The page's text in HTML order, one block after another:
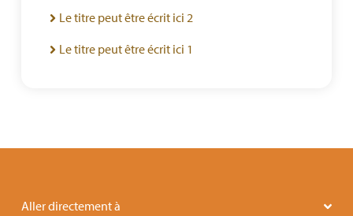
Le titre peut être écrit ici 2
Le titre peut être écrit ici 1
Aller directement à